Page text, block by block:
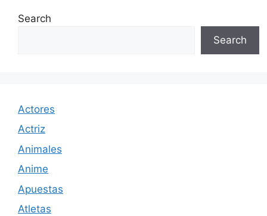
Search
Search
Actores
Actriz
Animales
Anime
Apuestas
Atletas